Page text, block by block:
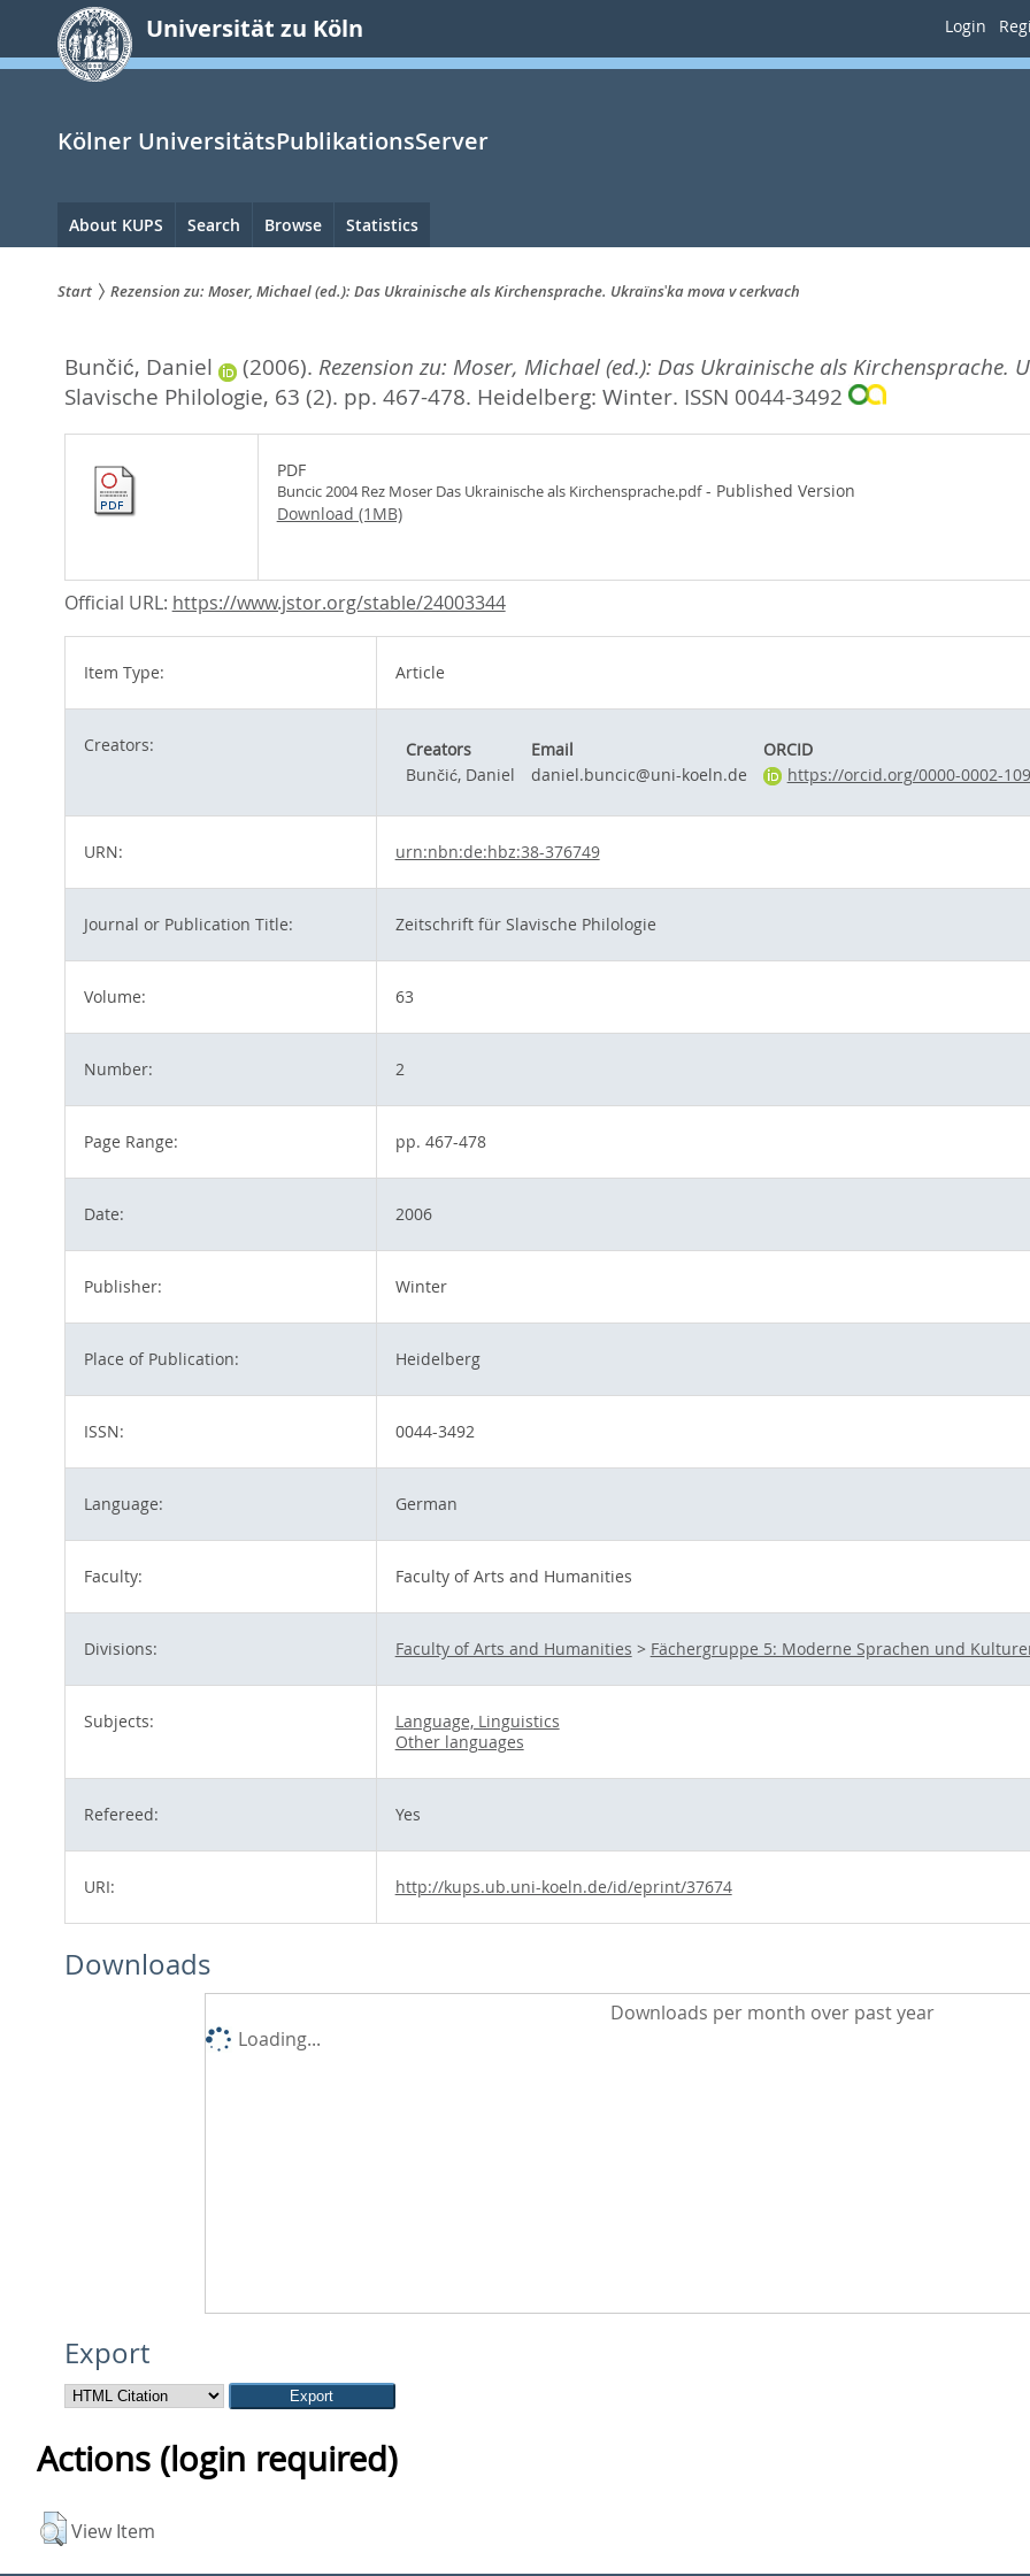
springen
Universität zu Köln Login
Kölner UniversitätsPublikationsServer
Hauptnavigation
About KUPS Search Browse Statistics
sind
hier:
Start Rezension zu: Moser, Michael (ed.): Das Ukrainische als Kirchensprache. Ukraïnsʹka mova v cerkvach
Bunčić, Daniel (2006). Rezension zu: Moser, Michael (ed.): Das Ukrainische als Kirchensprache.
Slavische Philologie, 63 (2). pp. 467-478. Heidelberg: Winter. ISSN 0044-3492
PDF
Buncic 2004 Rez Moser Das Ukrainische als Kirchensprache.pdf- Published Version
Download (1MB)
Official URL: https://www.jstor.org/stable/24003344
Item Type: Article
Creators: Creators Email ORCID
Bunčić, Daniel
daniel.buncic@uni-koeln.de https://orcid.org/0000-0002-
URN: urn:nbn:de:hbz:38-376749
Journal or Publication Title: Zeitschrift für Slavische Philologie
Volume: 63
Number: 2
Page Range: pp. 467-478
Date: 2006
Publisher: Winter
Place of Publication: Heidelberg
ISSN: 0044-3492
Language: German
Faculty: Faculty of Arts and Humanities
Divisions: Faculty of Arts and Humanities > Fächergruppe 5: Moderne Sprachen und
Subjects:
Language, Linguistics
Other languages
Refereed: Yes
URI: http://kups.ub.uni-koeln.de/id/eprint/37674
Downloads
Downloads per month over past year
Loading...
Export
Actions (login required)
View Item